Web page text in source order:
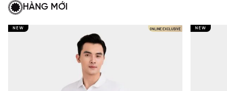
HÀNG MỚI
NEW NEW